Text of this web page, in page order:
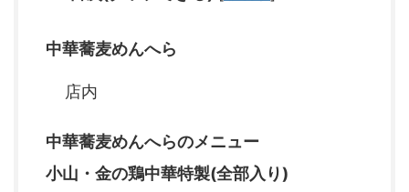
中華蕎麦めんへら
店内
中華蕎麦めんへらのメニュー
小山・金の鶏中華特製(全部入り)